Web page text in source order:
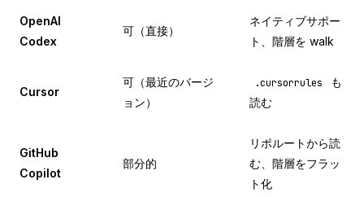
OpenAI
Codex
可（直接）
ネイティブサポー
ト、階層を walk
Cursor
可（最近のバージ
ョン）
.cursorrules
も
読む
GitHub
Copilot
部分的
リポルートから読
む、階層をフラッ
ト化